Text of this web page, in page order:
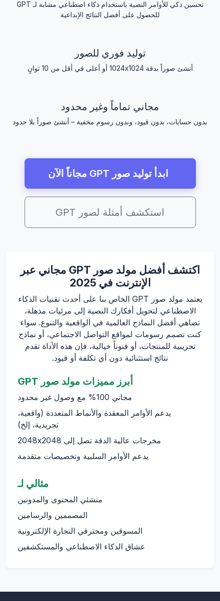
تحسين ذكي للأوامر النصية باستخدام ذكاء اصطناعي مشابه لـ GPT
للحصول على أفضل النتائج الإبداعية
توليد فوري للصور
أنشئ صوراً بدقة 1024x1024 أو أعلى في أقل من 10 ثوانٍ
مجاني تماماً وغير محدود
بدون حسابات، بدون قيود، وبدون رسوم مخفية – أنشئ صوراً بلا حدود
ابدأ توليد صور GPT مجاناً الآن
استكشف أمثلة لصور GPT
اكتشف أفضل مولد صور GPT مجاني عبر
الإنترنت في 2025
يعتمد مولد صور GPT الخاص بنا على أحدث تقنيات الذكاء
الاصطناعي لتحويل أفكارك النصية إلى مرئيات مذهلة،
تضاهي أفضل النماذج العالمية في الواقعية والتنوع. سواء
كنت تصمم رسومات لمواقع التواصل الاجتماعي، أو نماذج
تجريبية للمنتجات، أو فنوناً خيالية، فإن هذه الأداة تقدم
نتائج استثنائية دون أي تكلفة أو قيود.
أبرز مميزات مولد صور GPT
مجاني 100% مع وصول غير محدود
يدعم الأوامر المعقدة والأنماط المتعددة (واقعية،
تجريدية، إلخ)
مخرجات عالية الدقة تصل إلى 2048x2048
يدعم الأوامر السلبية وتخصيصات متقدمة
مثالي لـ
منشئي المحتوى والمدونين
المصممين والرسامين
المسوقين ومحترفي التجارة الإلكترونية
عشاق الذكاء الاصطناعي والمستكشفين